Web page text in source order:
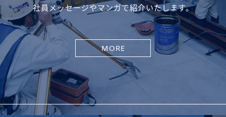
社員メッセージやマンガで紹介いたします。
MORE